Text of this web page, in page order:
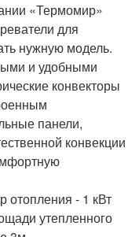
«Термомир»
для
нужную модель.
и удобными
конвекторы
панели,
конвекции
отопления - 1 кВт
утепленного